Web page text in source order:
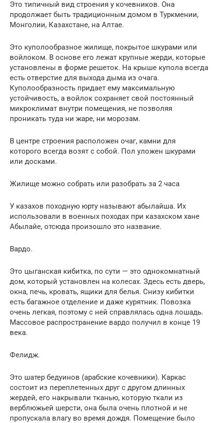
Это типичный вид строения у кочевников. Она
продолжает быть традиционным домом в Туркмении,
Монголии, Казахстане, на Алтае.
Это куполообразное жилище, покрытое шкурами или
войлоком. В основе его лежат крупные жерди, которые
установлены в форме решеток. На крыше купола всегда
есть отверстие для выхода дыма из очага.
Куполообразность придает ему максимальную
устойчивость, а войлок сохраняет свой постоянный
микроклимат внутри помещения, не позволяя
проникать туда ни жаре, ни морозам.
В центре строения расположен очаг, камни для
которого всегда возят с собой. Пол уложен шкурами
или досками.
Жилище можно собрать или разобрать за 2 часа
У казахов походную юрту называют абылайша. Их
использовали в военных походах при казахском хане
Абылайе, отсюда произошло это название.
Вардо.
Это цыганская кибитка, по сути — это однокомнатный
дом, который установлен на колесах. Здесь есть дверь,
окна, печь, кровать, ящики для белья. Снизу кибитки
есть багажное отделение и даже курятник. Повозка
очень легкая, поэтому с ней справлялась одна лошадь.
Массовое распространение вардо получил в конце 19
века.
Фелидж.
Это шатер бедуинов (арабские кочевники). Каркас
состоит из переплетенных друг с другом длинных
жердей, его накрывали тканью, которую ткали из
верблюжьей шерсти, она была очень плотной и не
пропускала влагу во время дождя. Помещение было